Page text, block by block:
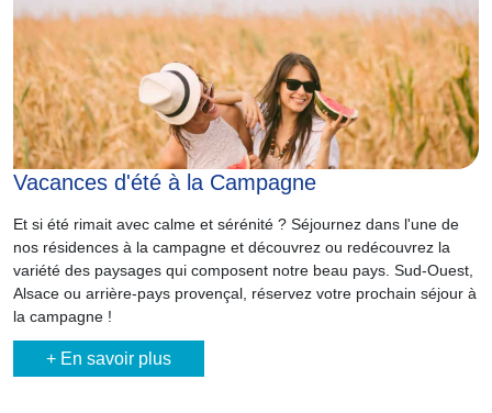
Vacances d'été à la Campagne
Et si été rimait avec calme et sérénité ? Séjournez dans l'une de
nos résidences à la campagne et découvrez ou redécouvrez la
variété des paysages qui composent notre beau pays. Sud-Ouest,
Alsace ou arrière-pays provençal, réservez votre prochain séjour à
la campagne !
+ En savoir plus